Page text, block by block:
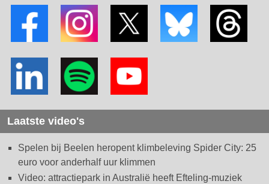
Laatste video's
Spelen bij Beelen heropent klimbeleving Spider City: 25
euro voor anderhalf uur klimmen
Video: attractiepark in Australië heeft Efteling-muziek